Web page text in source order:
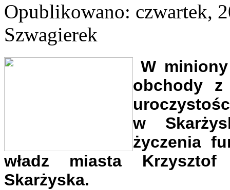
Opublikowano: czwartek,
Szwagierek
W
obchody
w
życzenia
władz miasta Krzysztof
Skarżyska.